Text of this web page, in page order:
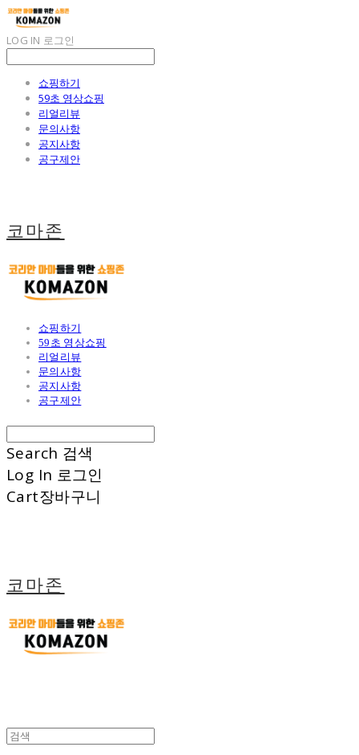
LOG IN 로그인
쇼핑하기
59초 영상쇼핑
리얼리뷰
문의사항
공지사항
공구제안
코마존
쇼핑하기
59초 영상쇼핑
리얼리뷰
문의사항
공지사항
공구제안
Search 검색
Log In 로그인
Cart장바구니
코마존